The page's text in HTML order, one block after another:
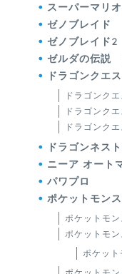
スーパーマリ
ゼノブレイド
ゼノブレイド2
ゼルダの伝説
ドラゴンクエス
ドラゴンク
ドラゴンクエ
ドラゴンク
ドラゴンネス
ニーア オート
パワプロ
ポケットモン
ポケットモ
ポケットモ
ポケッ